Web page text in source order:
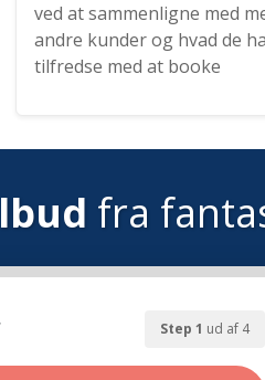
ved at sammenligne med
andre kunder og hvad de
tilfredse med at booke
fra
Step 1 ud af 4